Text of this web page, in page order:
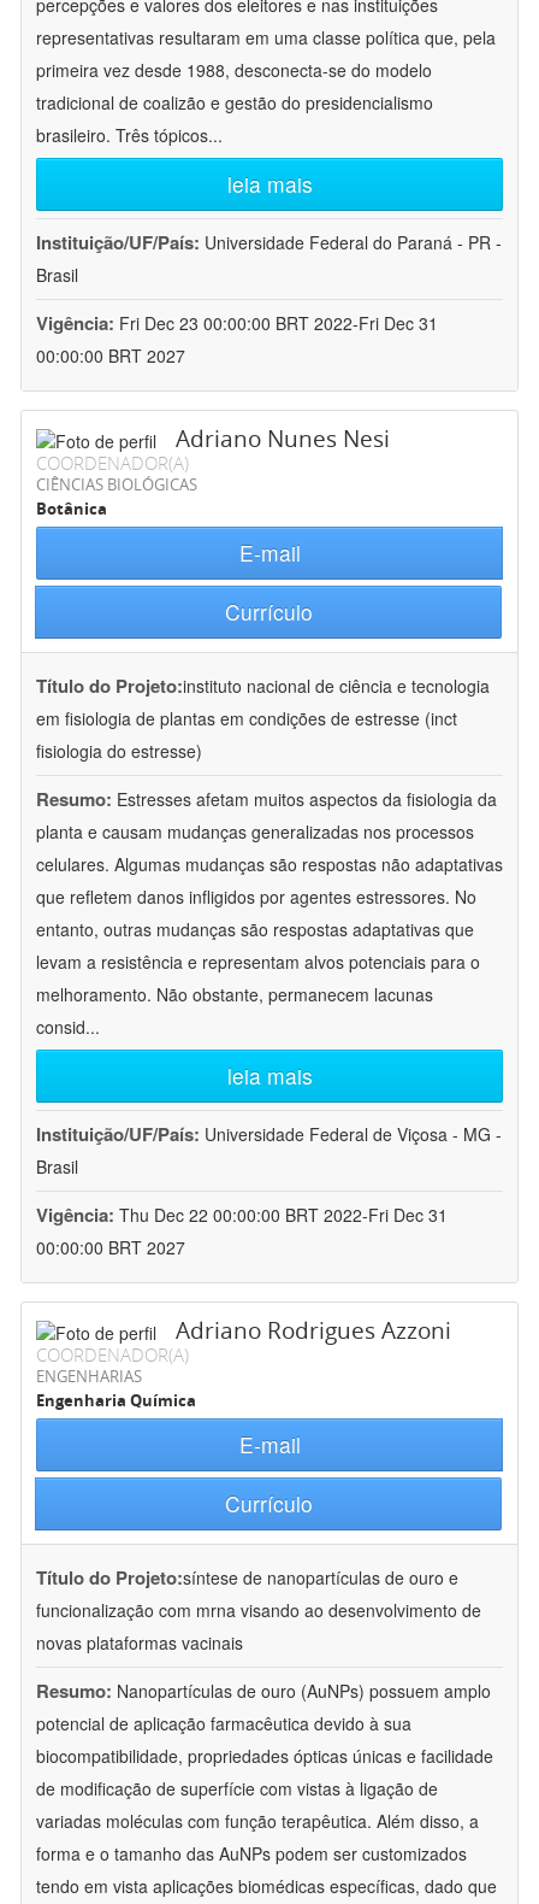
percepções e valores dos eleitores e nas instituições
representativas resultaram em uma classe política que, pela
primeira vez desde 1988, desconecta-se do modelo
tradicional de coalizão e gestão do presidencialismo
brasileiro. Três tópicos...
leia mais
Instituição/UF/País: Universidade Federal do Paraná - PR -
Brasil
Vigência: Fri Dec 23 00:00:00 BRT 2022-Fri Dec 31
00:00:00 BRT 2027
Adriano Nunes Nesi
COORDENADOR(A)
CIÊNCIAS BIOLÓGICAS
Botânica
E-mail
Currículo
Título do Projeto:instituto nacional de ciência e tecnologia
em fisiologia de plantas em condições de estresse (inct
fisiologia do estresse)
Resumo: Estresses afetam muitos aspectos da fisiologia da
planta e causam mudanças generalizadas nos processos
celulares. Algumas mudanças são respostas não adaptativas
que refletem danos infligidos por agentes estressores. No
entanto, outras mudanças são respostas adaptativas que
levam a resistência e representam alvos potenciais para o
melhoramento. Não obstante, permanecem lacunas
consid...
leia mais
Instituição/UF/País: Universidade Federal de Viçosa - MG -
Brasil
Vigência: Thu Dec 22 00:00:00 BRT 2022-Fri Dec 31
00:00:00 BRT 2027
Adriano Rodrigues Azzoni
COORDENADOR(A)
ENGENHARIAS
Engenharia Química
E-mail
Currículo
Título do Projeto:síntese de nanopartículas de ouro e
funcionalização com mrna visando ao desenvolvimento de
novas plataformas vacinais
Resumo: Nanopartículas de ouro (AuNPs) possuem amplo
potencial de aplicação farmacêutica devido à sua
biocompatibilidade, propriedades ópticas únicas e facilidade
de modificação de superfície com vistas à ligação de
variadas moléculas com função terapêutica. Além disso, a
forma e o tamanho das AuNPs podem ser customizados
tendo em vista aplicações biomédicas específicas, dado que